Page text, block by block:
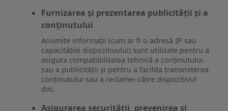
Furnizarea și prezentarea publicității și a
conținutului
Anumite informații (cum ar fi o adresă IP sau
capacitățile dispozitivului) sunt utilizate pentru a
asigura compatibilitatea tehnică a conținutului
sau a publicității și pentru a facilita transmiterea
conținutului sau a reclamei către dispozitivul
dvs.
Asigurarea securității, prevenirea și